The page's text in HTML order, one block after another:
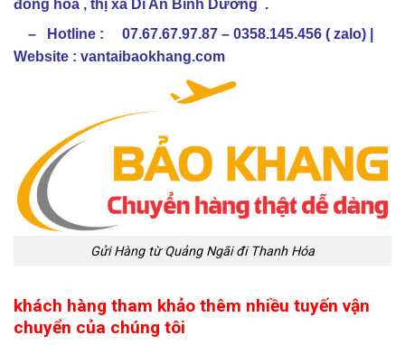
đông hòa , thị xã Dĩ An Bình Dương .
– Hotline : 07.67.67.97.87 – 0358.145.456 ( zalo) |
Website : vantaibaokhang.com
Gửi Hàng từ Quảng Ngãi đi Thanh Hóa
khách hàng tham khảo thêm nhiều tuyến vận
chuyển của chúng tôi